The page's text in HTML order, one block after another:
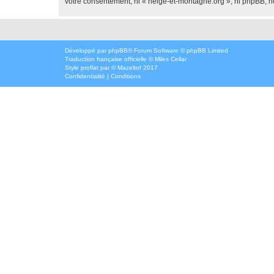
Développé par phpBB® Forum Software © phpBB Limited
Traduction française officielle ©Miles Cellar
Style proflat par ©Mazeltof 2017
Confidentialité | Conditions